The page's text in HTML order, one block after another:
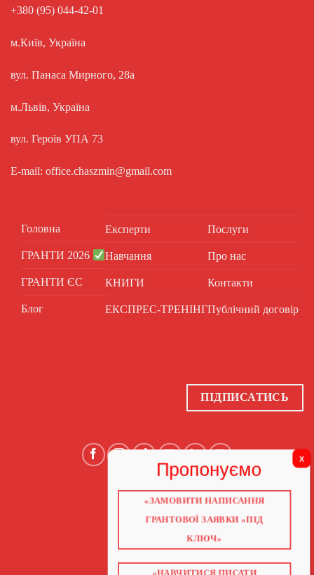
+380 (95) 044-42-01
м.Київ, Україна
вул. Панаса Мирного, 28а
м.Львів, Україна
вул. Героїв УПА 73
E-mail: office.chaszmin@gmail.com
Головна
ГРАНТИ 2026
ГРАНТИ ЄС
Блог
Експерти
Навчання
КНИГИ
ЕКСПРЕС-ТРЕНІНГ
Послуги
Про нас
Контакти
Публічний договір
ПІДПИСАТИСЬ
ГОЛОВНА
ПРО НАС
ГРАНТИ 2026
НАВЧАННЯ
«ЗАМОВИТИ НАПИСАННЯ
ГРАНТОВОЇ ЗАЯВКИ «ПІД
КЛЮЧ»